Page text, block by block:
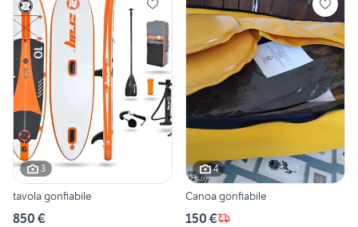
3
tavola gonfiabile
850 €
4
Canoa gonfiabile
150 €